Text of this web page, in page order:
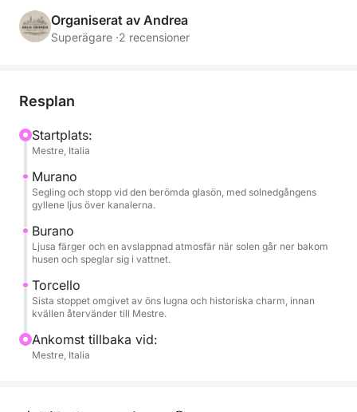
solen sakta går ner över vattnet och ger gyllene
reflektioner och en unik atmosfär.
av snacks och läsk som alltid finns tillgängliga,
och njuta av varje ögonblick omgiven av hisnande
utsikter. De korta stoppen på varje ö låter dig
promenera genom de färgglada gatorna, besöka
små hantverksverkstäder eller helt enkelt uppleva
den fridfulla atmosfären på sen eftermiddag.
Denna upplevelse är utformad för dig som vill
uppleva lagunen på ett romantiskt och autentiskt
sätt, borta från folkmassorna, omgiven av färgernas
skönhet och tystnaden som bara Venedig kan
grupper eller familjer som vill njuta av ett speciellt
ögonblick, mellan elegans och enkelhet.
Organiserat av Andrea
Superägare ·2 recensioner
Resplan
Startplats:
Mestre, Italia
Murano
Segling och stopp vid den berömda glasön, med solnedgångens
gyllene ljus över kanalerna.
Burano
Ljusa färger och en avslappnad atmosfär när solen går ner bakom
husen och speglar sig i vattnet.
Torcello
Sista stoppet omgivet av öns lugna och historiska charm, innan
kvällen återvänder till Mestre.
Ankomst tillbaka vid:
Mestre, Italia